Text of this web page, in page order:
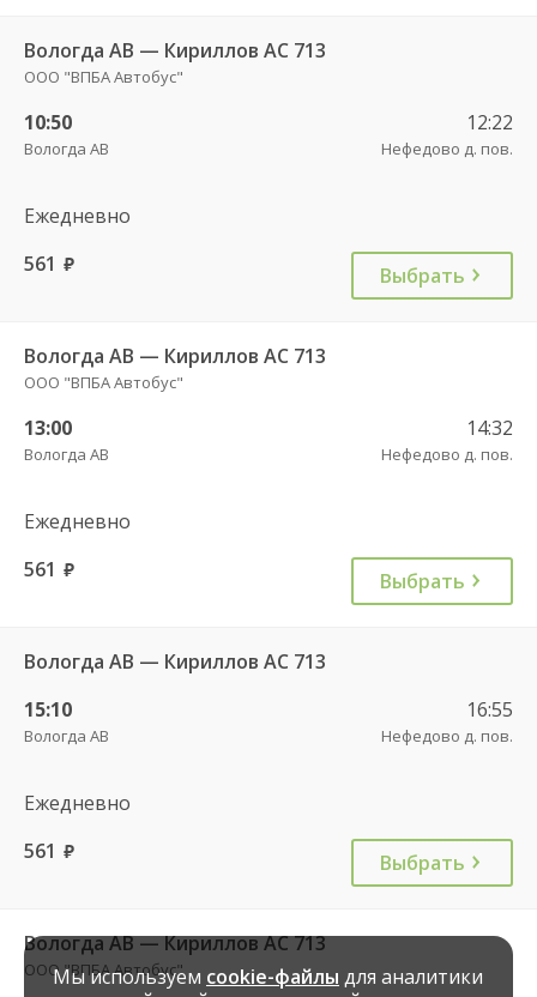
Вологда АВ — Кириллов АС 713
ООО "ВПБА Автобус"
10:50
Вологда АВ
12:22
Нефедово д. пов.
Ежедневно
561 руб. Выбрать
Вологда АВ — Кириллов АС 713
ООО "ВПБА Автобус"
13:00
Вологда АВ
14:32
Нефедово д. пов.
Ежедневно
561 руб. Выбрать
Вологда АВ — Кириллов АС 713
15:10
Вологда АВ
16:55
Нефедово д. пов.
Ежедневно
561 руб. Выбрать
Вологда АВ — Кириллов АС 713
ООО "ВПБА Автобус"
Мы используем cookie-файлы для аналитики